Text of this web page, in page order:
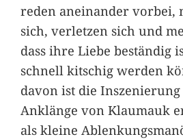
reden aneinander vorbei,
sich, verletzen sich und
dass ihre Liebe beständig
schnell kitschig werden
davon ist die
Anklänge von Klaumauk
als kleine